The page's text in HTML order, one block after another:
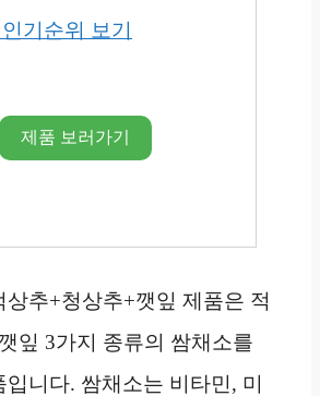
기순위 보기
제품 보러가기
상추+청상추+깻잎 제품은 적
잎 3가지 종류의 쌈채소를
입니다. 쌈채소는 비타민, 미